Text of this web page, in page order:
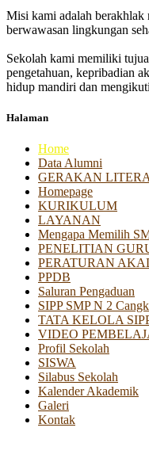
Misi kami adalah berakhlak
berwawasan lingkungan
Sekolah kami memiliki
pengetahuan, kepribadian
hidup mandiri dan
Halaman
Home
Data Alumni
GERAKAN
Homepage
KURIKULUM
LAYANAN
Mengapa Memilih
PENELITIAN
PERATURAN
PPDB
Saluran Pengaduan
SIPP SMP N 2
TATA KELOLA
VIDEO
Profil Sekolah
SISWA
Silabus Sekolah
Kalender Akademik
Galeri
Kontak